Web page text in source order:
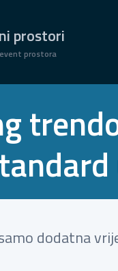
prostori
prostora
dodatna